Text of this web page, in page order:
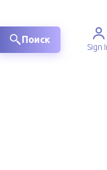
Поиск
Sign